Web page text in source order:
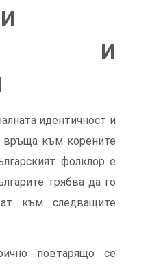
и
идентичност и
връща към корените
фолклор е
трябва да го
към следващите
повтарящо се